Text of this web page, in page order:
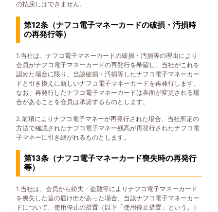
の払戻しはできません。
第12条（ナフコ電子マネーカードの破損・汚損時
の再発行等）
1.当社は、ナフコ電子マネーカードの破損・汚損等の理由により
会員がナフコ電子マネーカードの再発行を希望し、当社がこれを
認めた場合に限り、当該破損・汚損等したナフコ電子マネーカー
ドと引き換えに新しいナフコ電子マネーカードを再発行します。
なお、再発行したナフコ電子マネーカードは券面が変更される場
合があることを会員は承諾するものとします。
2.前項によりナフコ電子マネーが再発行された場合、当社所定の
方法で確認されたナフコ電子マネー残高が再発行されたナフコ電
子マネーに引き継がれるものとします。
第13条（ナフコ電子マネーカード喪失時の再発行
等）
1.当社は、会員から紛失・盗難等によりナフコ電子マネーカード
を喪失した旨の届け出があった場合、当該ナフコ電子マネーカー
ドについて、使用停止の措置（以下「使用停止措置」という。）